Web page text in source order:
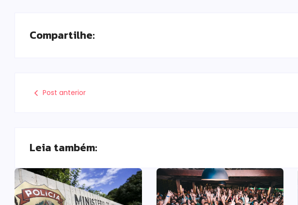
Compartilhe:
Post anterior
Leia também: